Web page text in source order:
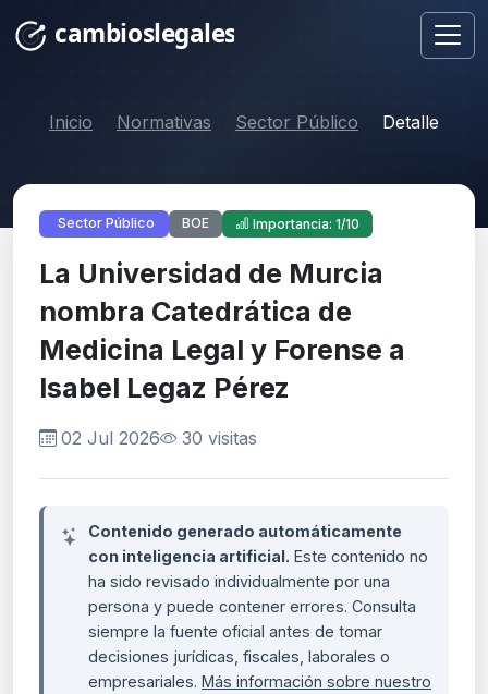
Inicio Normativas Sector Público Detalle
Sector Público BOE Importancia: 1/10
La Universidad de Murcia
nombra Catedrática de
Medicina Legal y Forense a
Isabel Legaz Pérez
02 Jul 2026 30 visitas
Contenido generado automáticamente
con inteligencia artificial. Este contenido no
ha sido revisado individualmente por una
persona y puede contener errores. Consulta
siempre la fuente oficial antes de tomar
decisiones jurídicas, fiscales, laborales o
empresariales. Más información sobre nuestro